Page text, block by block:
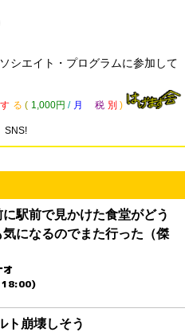
シエイト・プログラムに参加して
す る ( 1,000円 / 月 税 別 )
SNS!
駅前で見かけた食堂がどう
気になるのでまた行った（傑
オ
ト崩壊しそう